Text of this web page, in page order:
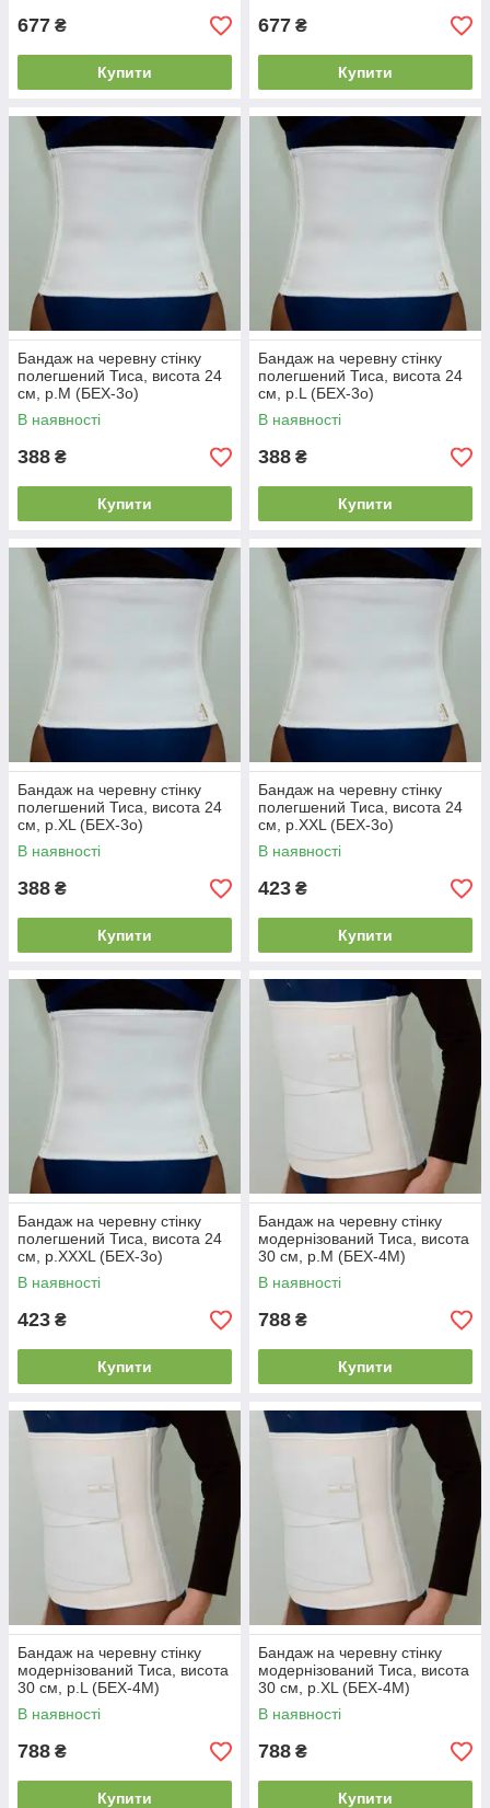
677 ₴
Купити
677 ₴
Купити
Бандаж на черевну стінку
полегшений Тиса, висота 24
см, р.M (БЕХ-3о)
В наявності
388 ₴
Купити
Бандаж на черевну стінку
полегшений Тиса, висота 24
см, р.L (БЕХ-3о)
В наявності
388 ₴
Купити
Бандаж на черевну стінку
полегшений Тиса, висота 24
см, р.XL (БЕХ-3о)
В наявності
388 ₴
Купити
Бандаж на черевну стінку
полегшений Тиса, висота 24
см, р.XXL (БЕХ-3о)
В наявності
423 ₴
Купити
Бандаж на черевну стінку
полегшений Тиса, висота 24
см, р.XXXL (БЕХ-3о)
В наявності
423 ₴
Купити
Бандаж на черевну стінку
модернізований Тиса, висота
30 см, р.M (БЕХ-4М)
В наявності
788 ₴
Купити
Бандаж на черевну стінку
модернізований Тиса, висота
30 см, р.L (БЕХ-4М)
В наявності
788 ₴
Купити
Бандаж на черевну стінку
модернізований Тиса, висота
30 см, р.XL (БЕХ-4М)
В наявності
788 ₴
Купити